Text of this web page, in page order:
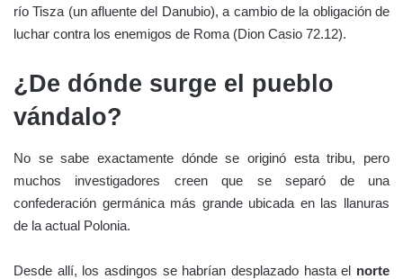
río Tisza (un afluente del Danubio), a cambio de la obligación de
luchar contra los enemigos de Roma (Dion Casio 72.12).
¿De dónde surge el pueblo
vándalo?
No se sabe exactamente dónde se originó esta tribu, pero
muchos investigadores creen que se separó de una
confederación germánica más grande ubicada en las llanuras
de la actual Polonia.
Desde allí, los asdingos se habrían desplazado hasta el norte